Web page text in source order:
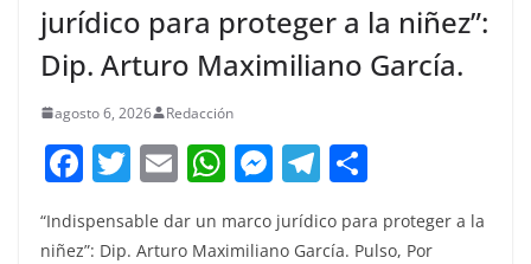
jurídico para proteger a la niñez”:
Dip. Arturo Maximiliano García.
agosto 6, 2026 Redacción
F
c
T
itt
E
ai
W
at
M
ss
T
e m
“Indispensable dar un marco jurídico para proteger a la
niñez”: Dip. Arturo Maximiliano García. Pulso, Por